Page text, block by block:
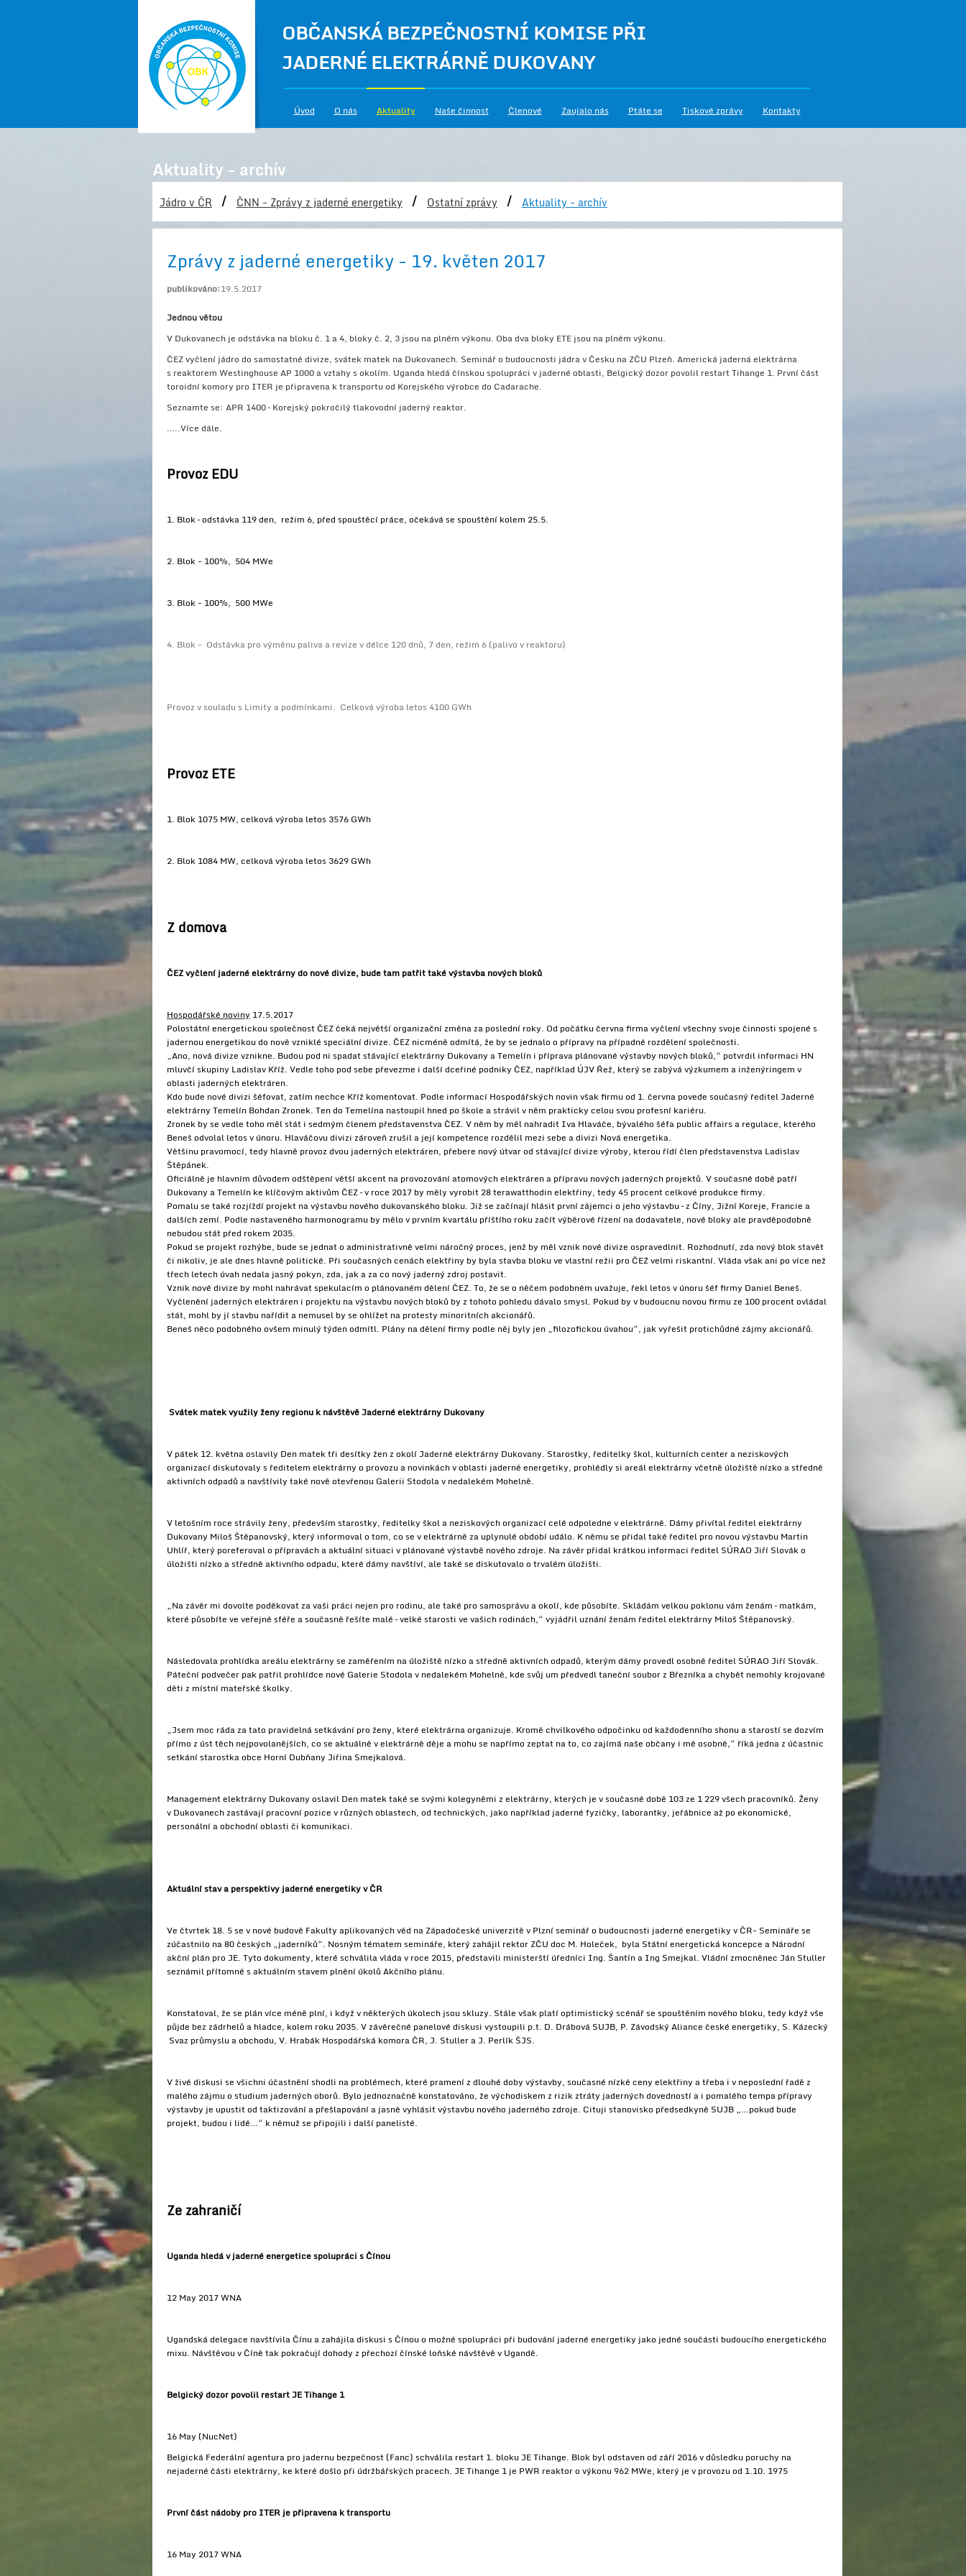
OBČANSKÁ BEZPEČNOSTNÍ KOMISE PŘI
JADERNÉ ELEKTRÁRNĚ DUKOVANY
Úvod O nás Aktuality Naše činnost Členové Zaujalo nás Ptáte se Tiskové zprávy Kontakty
Aktuality - archív
Jádro v ČR / ČNN - Zprávy z jaderné energetiky / Ostatní zprávy / Aktuality - archív
Zprávy z jaderné energetiky - 19. květen 2017
publikováno:19.5.2017
Jednou větou
V Dukovanech je odstávka na bloku č. 1 a 4, bloky č. 2, 3 jsou na plném výkonu. Oba dva bloky ETE jsou na plném výkonu.
ČEZ vyčlení jádro do samostatné divize, svátek matek na Dukovanech. Seminář o budoucnosti jádra v Česku na ZČU Plzeň. Americká jaderná elektrárna
s reaktorem Westinghouse AP 1000 a vztahy s okolím. Uganda hledá čínskou spolupráci v jaderné oblasti, Belgický dozor povolil restart Tihange 1. První část
toroidní komory pro ITER je připravena k transportu od Korejského výrobce do Cadarache.
Seznamte se: APR 1400 – Korejský pokročilý tlakovodní jaderný reaktor.
…..Více dále.
Provoz EDU
1. Blok – odstávka 119 den, režim 6, před spouštěcí práce, očekává se spouštění kolem 25.5.
2. Blok - 100%, 504 MWe
3. Blok - 100%, 500 MWe
4. Blok - Odstávka pro výměnu paliva a revize v délce 120 dnů, 7 den, režim 6 (palivo v reaktoru)
Provoz v souladu s Limity a podmínkami. Celková výroba letos 4100 GWh
Provoz ETE
1. Blok 1075 MW, celková výroba letos 3576 GWh
2. Blok 1084 MW, celková výroba letos 3629 GWh
Z domova
ČEZ vyčlení jaderné elektrárny do nové divize, bude tam patřit také výstavba nových bloků
Hospodářské noviny 17.5.2017
Polostátní energetickou společnost ČEZ čeká největší organizační změna za poslední roky. Od počátku června firma vyčlení všechny svoje činnosti spojené s
jadernou energetikou do nově vzniklé speciální divize. ČEZ nicméně odmítá, že by se jednalo o přípravy na případné rozdělení společnosti.
„Ano, nová divize vznikne. Budou pod ni spadat stávající elektrárny Dukovany a Temelín i příprava plánované výstavby nových bloků,“ potvrdil informaci HN
mluvčí skupiny Ladislav Kříž. Vedle toho pod sebe převezme i další dceřiné podniky ČEZ, například ÚJV Řež, který se zabývá výzkumem a inženýringem v
oblasti jaderných elektráren.
Kdo bude nové divizi šéfovat, zatím nechce Kříž komentovat. Podle informací Hospodářských novin však firmu od 1. června povede současný ředitel Jaderné
elektrárny Temelín Bohdan Zronek. Ten do Temelína nastoupil hned po škole a strávil v něm prakticky celou svou profesní kariéru.
Zronek by se vedle toho měl stát i sedmým členem představenstva ČEZ. V něm by měl nahradit Iva Hlaváče, bývalého šéfa public affairs a regulace, kterého
Beneš odvolal letos v únoru. Hlaváčovu divizi zároveň zrušil a její kompetence rozdělil mezi sebe a divizi Nová energetika.
Většinu pravomocí, tedy hlavně provoz dvou jaderných elektráren, přebere nový útvar od stávající divize výroby, kterou řídí člen představenstva Ladislav
Štěpánek.
Oficiálně je hlavním důvodem odštěpení větší akcent na provozování atomových elektráren a přípravu nových jaderných projektů. V současné době patří
Dukovany a Temelín ke klíčovým aktivům ČEZ – v roce 2017 by měly vyrobit 28 terawatthodin elektřiny, tedy 45 procent celkové produkce firmy.
Pomalu se také rozjíždí projekt na výstavbu nového dukovanského bloku. Již se začínají hlásit první zájemci o jeho výstavbu – z Číny, Jižní Koreje, Francie a
dalších zemí. Podle nastaveného harmonogramu by mělo v prvním kvartálu příštího roku začít výběrové řízení na dodavatele, nové bloky ale pravděpodobně
nebudou stát před rokem 2035.
Pokud se projekt rozhýbe, bude se jednat o administrativně velmi náročný proces, jenž by měl vznik nové divize ospravedlnit. Rozhodnutí, zda nový blok stavět
či nikoliv, je ale dnes hlavně politické. Při současných cenách elektřiny by byla stavba bloku ve vlastní režii pro ČEZ velmi riskantní. Vláda však ani po více než
třech letech úvah nedala jasný pokyn, zda, jak a za co nový jaderný zdroj postavit.
Vznik nové divize by mohl nahrávat spekulacím o plánovaném dělení ČEZ. To, že se o něčem podobném uvažuje, řekl letos v únoru šéf firmy Daniel Beneš.
Vyčlenění jaderných elektráren i projektu na výstavbu nových bloků by z tohoto pohledu dávalo smysl. Pokud by v budoucnu novou firmu ze 100 procent ovládal
stát, mohl by jí stavbu nařídit a nemusel by se ohlížet na protesty minoritních akcionářů.
Beneš něco podobného ovšem minulý týden odmítl. Plány na dělení firmy podle něj byly jen „filozofickou úvahou“, jak vyřešit protichůdné zájmy akcionářů.
Svátek matek využily ženy regionu k návštěvě Jaderné elektrárny Dukovany
V pátek 12. května oslavily Den matek tři desítky žen z okolí Jaderné elektrárny Dukovany. Starostky, ředitelky škol, kulturních center a neziskových
organizací diskutovaly s ředitelem elektrárny o provozu a novinkách v oblasti jaderné energetiky, prohlédly si areál elektrárny včetně úložiště nízko a středně
aktivních odpadů a navštívily také nově otevřenou Galerii Stodola v nedalekém Mohelně.
V letošním roce strávily ženy, především starostky, ředitelky škol a neziskových organizací celé odpoledne v elektrárně. Dámy přivítal ředitel elektrárny
Dukovany Miloš Štěpanovský, který informoval o tom, co se v elektrárně za uplynulé období událo. K němu se přidal také ředitel pro novou výstavbu Martin
Uhlíř, který poreferoval o přípravách a aktuální situaci v plánované výstavbě nového zdroje. Na závěr přidal krátkou informaci ředitel SÚRAO Jiří Slovák o
úložišti nízko a středně aktivního odpadu, které dámy navštíví, ale také se diskutovalo o trvalém úložišti.
„Na závěr mi dovolte poděkovat za vaši práci nejen pro rodinu, ale také pro samosprávu a okolí, kde působíte. Skládám velkou poklonu vám ženám – matkám,
které působíte ve veřejné sféře a současně řešíte malé – velké starosti ve vašich rodinách,“ vyjádřil uznání ženám ředitel elektrárny Miloš Štěpanovský.
Následovala prohlídka areálu elektrárny se zaměřením na úložiště nízko a středně aktivních odpadů, kterým dámy provedl osobně ředitel SÚRAO Jiří Slovák.
Páteční podvečer pak patřil prohlídce nové Galerie Stodola v nedalekém Mohelně, kde svůj um předvedl taneční soubor z Březníka a chybět nemohly krojované
děti z místní mateřské školky.
„Jsem moc ráda za tato pravidelná setkávání pro ženy, které elektrárna organizuje. Kromě chvilkového odpočinku od každodenního shonu a starostí se dozvím
přímo z úst těch nejpovolanějších, co se aktuálně v elektrárně děje a mohu se napřímo zeptat na to, co zajímá naše občany i mě osobně,“ říká jedna z účastnic
setkání starostka obce Horní Dubňany Jiřina Smejkalová.
Management elektrárny Dukovany oslavil Den matek také se svými kolegyněmi z elektrárny, kterých je v současné době 103 ze 1 229 všech pracovníků. Ženy
v Dukovanech zastávají pracovní pozice v různých oblastech, od technických, jako například jaderné fyzičky, laborantky, jeřábnice až po ekonomické,
personální a obchodní oblasti či komunikaci.
Aktuální stav a perspektivy jaderné energetiky v ČR
Ve čtvrtek 18. 5 se v nové budově Fakulty aplikovaných věd na Západočeské univerzitě v Plzní seminář o budoucnosti jaderné energetiky v ČR- Semináře se
zúčastnilo na 80 českých „jaderníků“. Nosným tématem semináře, který zahájil rektor ZČU doc M. Holeček, byla Státní energetická koncepce a Národní
akční plán pro JE. Tyto dokumenty, které schválila vláda v roce 2015, představili ministerští úředníci Ing. Šantín a Ing Smejkal. Vládní zmocněnec Ján Stuller
seznámil přítomné s aktuálním stavem plnění úkolů Akčního plánu.
Konstatoval, že se plán více méně plní, i když v některých úkolech jsou skluzy. Stále však platí optimistický scénář se spouštěním nového bloku, tedy když vše
půjde bez zádrhelů a hladce, kolem roku 2035. V závěrečné panelové diskusi vystoupili p.t. D. Drábová SUJB, P. Závodský Aliance české energetiky, S. Kázecký
Svaz průmyslu a obchodu, V. Hrabák Hospodářská komora ČR, J. Stuller a J. Perlík ŠJS.
V živé diskusi se všichni účastnění shodli na problémech, které pramení z dlouhé doby výstavby, současné nízké ceny elektřiny a třeba i v neposlední řadě z
malého zájmu o studium jaderných oborů. Bylo jednoznačně konstatováno, že východiskem z rizik ztráty jaderných dovedností a i pomalého tempa přípravy
výstavby je upustit od taktizování a přešlapování a jasně vyhlásit výstavbu nového jaderného zdroje. Cituji stanovisko předsedkyně SUJB „…pokud bude
projekt, budou i lidé…“ k němuž se připojili i další panelisté.
Ze zahraničí
Uganda hledá v jaderné energetice spolupráci s Čínou
12 May 2017 WNA
Ugandská delegace navštívila Čínu a zahájila diskusi s Čínou o možné spolupráci při budování jaderné energetiky jako jedné součásti budoucího energetického
mixu. Návštěvou v Číně tak pokračují dohody z přechozí čínské loňské návštěvě v Ugandě.
Belgický dozor povolil restart JE Tihange 1
16 May (NucNet)
Belgická Federální agentura pro jadernu bezpečnost (Fanc) schválila restart 1. bloku JE Tihange. Blok byl odstaven od září 2016 v důsledku poruchy na
nejaderné části elektrárny, ke které došlo při údržbářských pracech. JE Tihange 1 je PWR reaktor o výkonu 962 MWe, který je v provozu od 1.10. 1975
První část nádoby pro ITER je připravena k transportu
16 May 2017 WNA